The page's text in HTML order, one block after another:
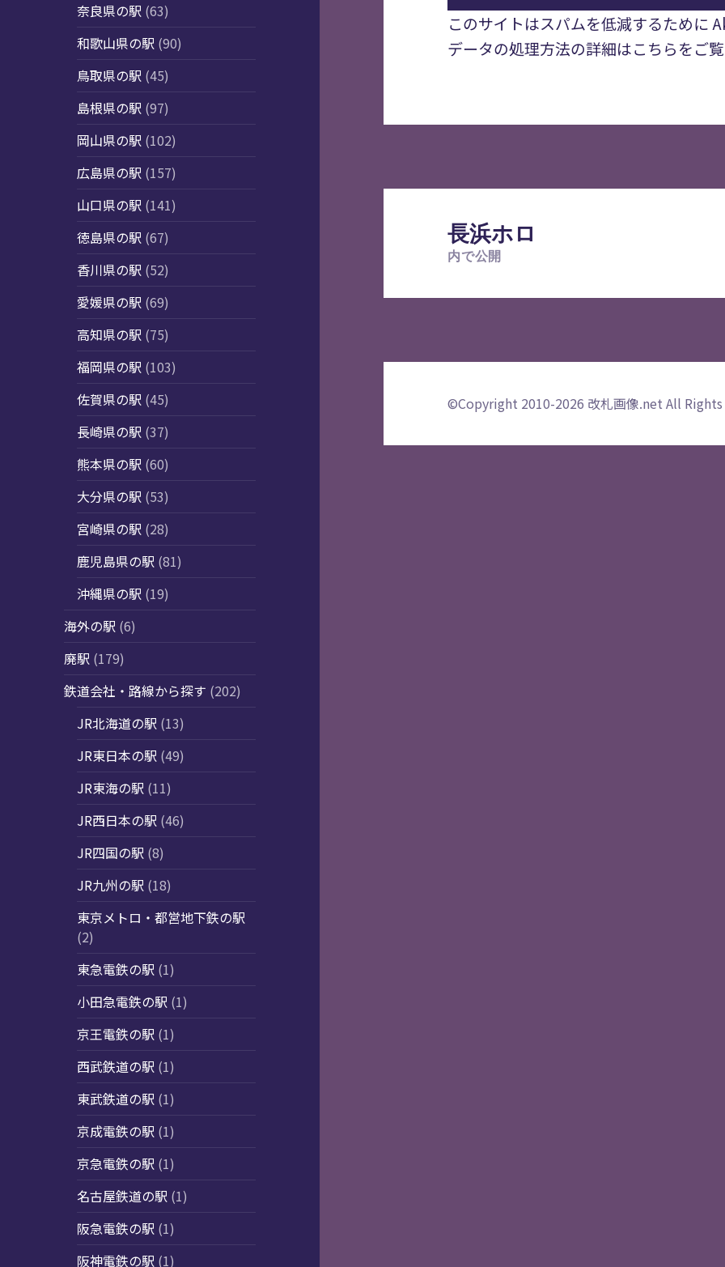
奈良県の駅 (63)
和歌山県の駅 (90)
鳥取県の駅 (45)
島根県の駅 (97)
岡山県の駅 (102)
広島県の駅 (157)
山口県の駅 (141)
徳島県の駅 (67)
香川県の駅 (52)
愛媛県の駅 (69)
高知県の駅 (75)
福岡県の駅 (103)
佐賀県の駅 (45)
長崎県の駅 (37)
熊本県の駅 (60)
大分県の駅 (53)
宮崎県の駅 (28)
鹿児島県の駅 (81)
沖縄県の駅 (19)
海外の駅 (6)
廃駅 (179)
鉄道会社・路線から探す (202)
JR北海道の駅 (13)
JR東日本の駅 (49)
JR東海の駅 (11)
JR西日本の駅 (46)
JR四国の駅 (8)
JR九州の駅 (18)
東京メトロ・都営地下鉄の駅
(2)
東急電鉄の駅 (1)
小田急電鉄の駅 (1)
京王電鉄の駅 (1)
西武鉄道の駅 (1)
東武鉄道の駅 (1)
京成電鉄の駅 (1)
京急電鉄の駅 (1)
名古屋鉄道の駅 (1)
阪急電鉄の駅 (1)
阪神電鉄の駅 (1)
このサイトはスパムを低減するために
データの処理方法の詳細はこちらをご
ゲ
長浜ホロ
内で公開
©Copyright 2010-2026 改札画像.net All